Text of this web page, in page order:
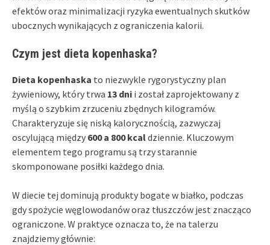
efektów oraz minimalizacji ryzyka ewentualnych skutków
ubocznych wynikających z ograniczenia kalorii.
Czym jest dieta kopenhaska?
Dieta kopenhaska to niezwykle rygorystyczny plan
żywieniowy, który trwa 13 dni i został zaprojektowany z
myślą o szybkim zrzuceniu zbędnych kilogramów.
Charakteryzuje się niską kalorycznością, zazwyczaj
oscylującą między 600 a 800 kcaldziennie. Kluczowym
elementem tego programu są trzy starannie
skomponowane posiłki każdego dnia.
W diecie tej dominują produkty bogate w białko, podczas
gdy spożycie węglowodanów oraz tłuszczów jest znacząco
ograniczone. W praktyce oznacza to, że na talerzu
znajdziemy głównie: